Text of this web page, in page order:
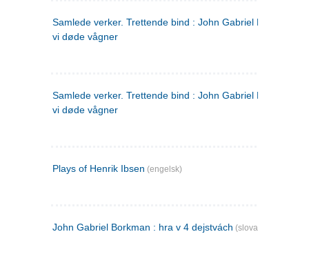
Samlede verker. Trettende bind : John Gabriel Borkman ;
vi døde vågner
Samlede verker. Trettende bind : John Gabriel Borkman ;
vi døde vågner
Plays of Henrik Ibsen (engelsk)
John Gabriel Borkman : hra v 4 dejstvách (slovakisk)